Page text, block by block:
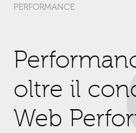
PERFORMANCE
oltre il
Web